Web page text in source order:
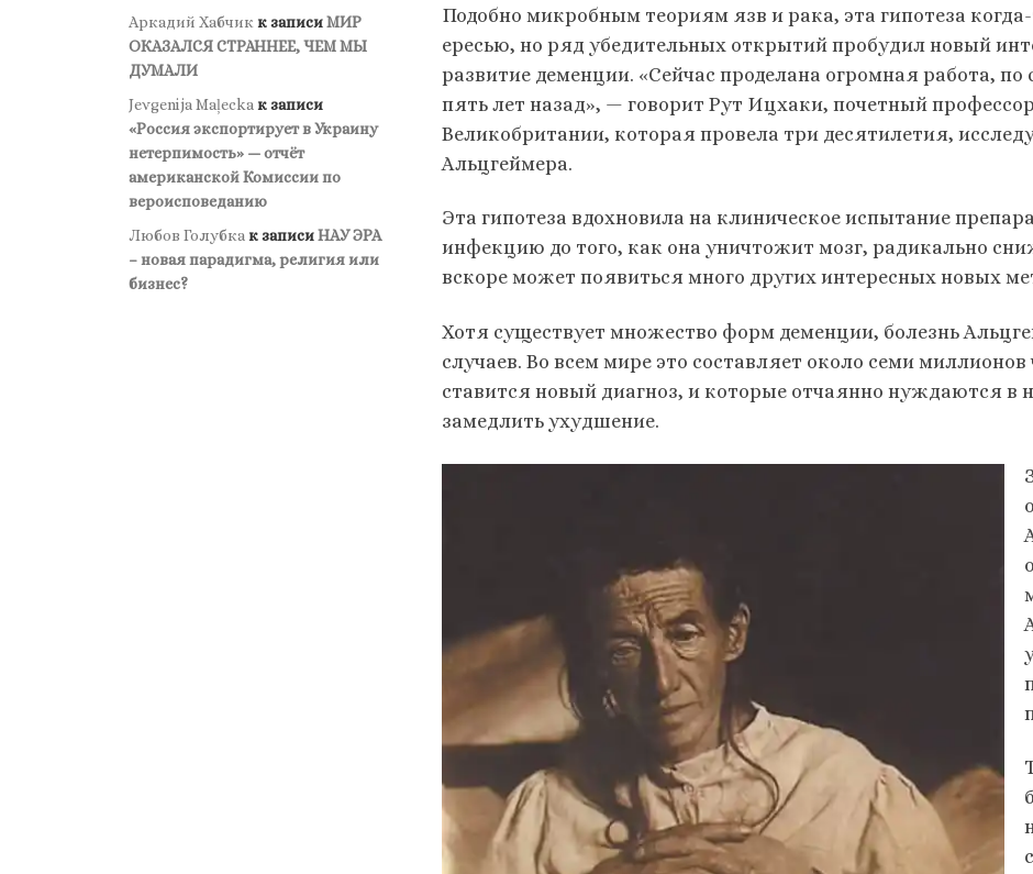
Подобно микробным теориям язв и рака, эта гипотеза когда-
ересью, но ряд убедительных открытий пробудил новый
развитие деменции. «Сейчас проделана огромная работа,
пять лет назад», — говорит Рут Ицхаки, почетный
Великобритании, которая провела три десятилетия,
Альцгеймера.
Эта гипотеза вдохновила на клиническое испытание
инфекцию до того, как она уничтожит мозг, радикально
вскоре может появиться много других интересных новых
Хотя существует множество форм деменции, болезнь
случаев. Во всем мире это составляет около семи
ставится новый диагноз, и которые отчаянно нуждаются в
замедлить ухудшение.
Аркадий Хабчик к записиМИР
ОКАЗАЛСЯ СТРАННЕЕ, ЧЕМ МЫ
ДУМАЛИ
Jevgenija Maļecka к записи
«Россия экспортирует в Украину
нетерпимость» — отчёт
американской Комиссии по
вероисповеданию
Любов Голубка к записиНАУ ЭРА
– новая парадигма, религия или
бизнес?